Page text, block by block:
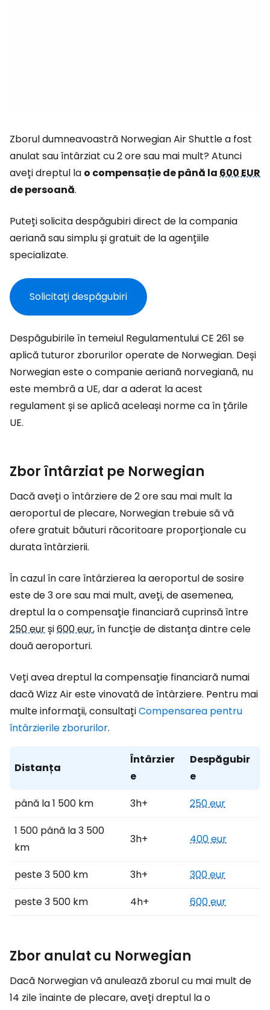
Zborul dumneavoastră Norwegian Air Shuttle a fost
anulat sau întârziat cu 2 ore sau mai mult? Atunci
aveți dreptul la o compensație de până la600 EUR
de persoană.
Puteți solicita despăgubiri direct de la compania
aeriană sau simplu și gratuit de la agențiile
specializate.
Solicitați despăgubiri
Despăgubirile în temeiul Regulamentului CE 261 se
aplică tuturor zborurilor operate de Norwegian. Deși
Norwegian este o companie aeriană norvegiană, nu
este membră a UE, dar a aderat la acest
regulament și se aplică aceleași norme ca în țările
UE.
Zbor întârziat pe Norwegian
Dacă aveți o întârziere de 2 ore sau mai mult la
aeroportul de plecare, Norwegian trebuie să vă
ofere gratuit băuturi răcoritoare proporționale cu
durata întârzierii.
În cazul în care întârzierea la aeroportul de sosire
este de 3 ore sau mai mult, aveți, de asemenea,
dreptul la o compensație financiară cuprinsă între
250 eurși600 eur, în funcție de distanța dintre cele
două aeroporturi.
Veți avea dreptul la compensație financiară numai
dacă Wizz Air este vinovată de întârziere. Pentru mai
multe informații, consultațiCompensarea pentru
întârzierile zborurilor.
Distanța
Întârzier
e
Despăgubir
e
până la 1 500 km
3h+
250 eur
1 500 până la 3 500
km
3h+ 400 eur
peste 3 500 km 3h+
300 eur
peste 3 500 km
4h+ 600 eur
Zbor anulat cu Norwegian
Dacă Norwegian vă anulează zborul cu mai mult de
14 zile înainte de plecare, aveți dreptul la o